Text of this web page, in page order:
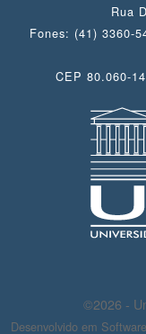
Rua
Fones: (41) 3360-5465 (secretaria e acordos) / 3360-5474
CEP 80.060-
©2026 -
Desenvolvido em